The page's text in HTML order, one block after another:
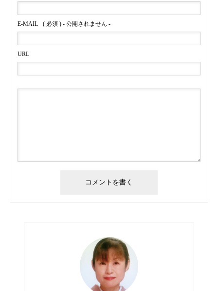
E-MAIL ( 必須 ) - 公開されません -
URL